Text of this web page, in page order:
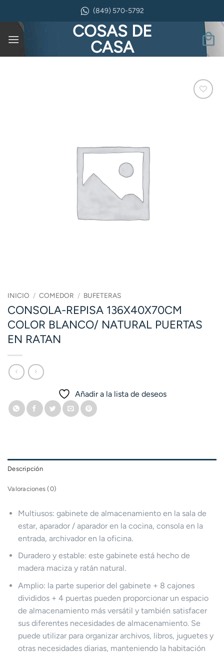
contenido
(849) 570-5792
COSAS DE
CASA
INICIO / COMEDOR / BUFETERAS
CONSOLA-REPISA 136X40X70CM
COLOR BLANCO/ NATURAL PUERTAS
EN RATAN
Añadir a la lista de deseos
Descripción
Valoraciones (0)
Multiusos: gabinete de almacenamiento en la sala de
estar, aparador / aparador en la cocina, consola en la
entrada, archivador en la oficina.
Duradero y estable: este gabinete está hecho de
madera maciza y ratán natural.
Amplio: la parte superior del gabinete + 8 cajones
divididos + 4 puertas pueden proporcionar un espacio
de almacenamiento más versátil y también satisfacer
sus diferentes necesidades de almacenamiento. Se
puede utilizar para organizar archivos, libros, juguetes y
otras necesidades diarias, manteniendo la habitación